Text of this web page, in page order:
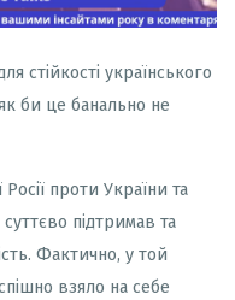
стійкості українського
би це банально не
проти України та
підтримав та
Фактично, у той
взяло на себе